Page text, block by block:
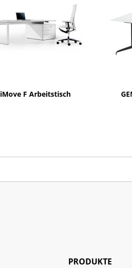
iMove F Arbeitstisch
PRODUKTE